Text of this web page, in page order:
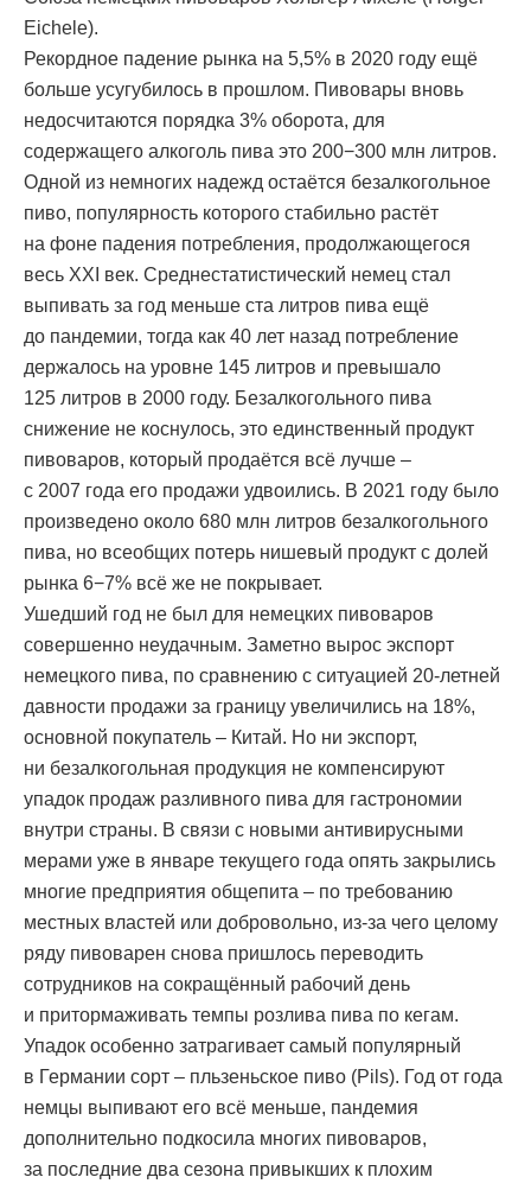
Eichele).
Рекордное падение рынка на 5,5% в 2020 году ещё
больше усугубилось в прошлом. Пивовары вновь
недосчитаются порядка 3% оборота, для
содержащего алкоголь пива это 200−300 млн литров.
Одной из немногих надежд остаётся безалкогольное
пиво, популярность которого стабильно растёт
на фоне падения потребления, продолжающегося
весь ХХI век. Среднестатистический немец стал
выпивать за год меньше ста литров пива ещё
до пандемии, тогда как 40 лет назад потребление
держалось на уровне 145 литров и превышало
125 литров в 2000 году. Безалкогольного пива
снижение не коснулось, это единственный продукт
пивоваров, который продаётся всё лучше –
с 2007 года его продажи удвоились. В 2021 году было
произведено около 680 млн литров безалкогольного
пива, но всеобщих потерь нишевый продукт с долей
рынка 6−7% всё же не покрывает.
Ушедший год не был для немецких пивоваров
совершенно неудачным. Заметно вырос экспорт
немецкого пива, по сравнению с ситуацией 20-летней
давности продажи за границу увеличились на 18%,
основной покупатель – Китай. Но ни экспорт,
ни безалкогольная продукция не компенсируют
упадок продаж разливного пива для гастрономии
внутри страны. В связи с новыми антивирусными
мерами уже в январе текущего года опять закрылись
многие предприятия общепита – по требованию
местных властей или добровольно, из-за чего целому
ряду пивоварен снова пришлось переводить
сотрудников на сокращённый рабочий день
и притормаживать темпы розлива пива по кегам.
Упадок особенно затрагивает самый популярный
в Германии сорт – пльзеньское пиво (Pils). Год от года
немцы выпивают его всё меньше, пандемия
дополнительно подкосила многих пивоваров,
за последние два сезона привыкших к плохим